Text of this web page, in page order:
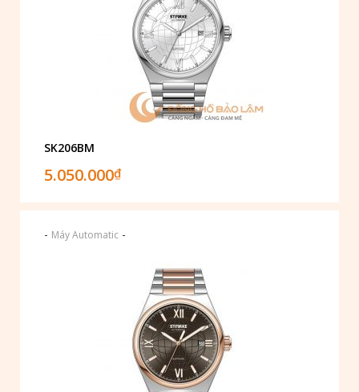
SK206BM
5.050.000₫
- Máy Automatic -